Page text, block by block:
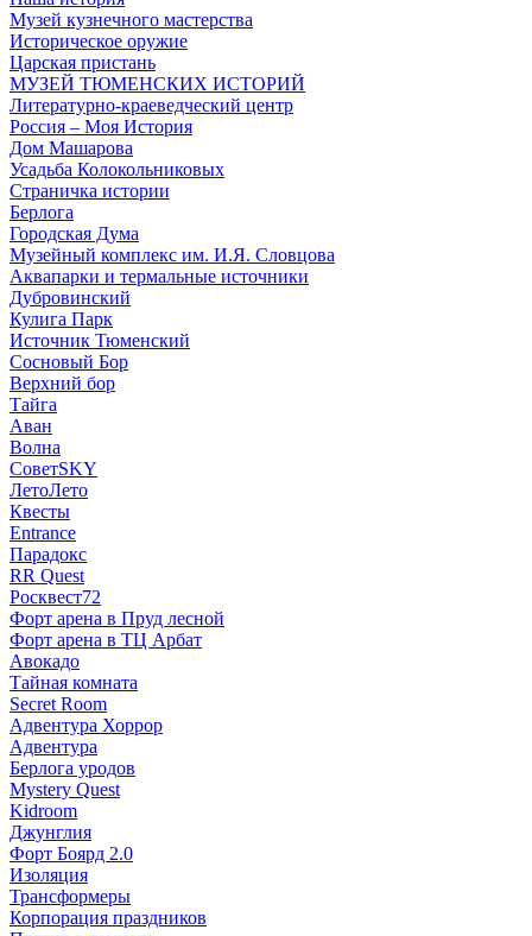
Музей кузнечного мастерства
Историческое оружие
Царская пристань
МУЗЕЙ ТЮМЕНСКИХ ИСТОРИЙ
Литературно-краеведческий центр
Россия – Моя История
Дом Машарова
Усадьба Колокольниковых
Страничка истории
Берлога
Городская Дума
Музейный комплекс им. И.Я. Словцова
Аквапарки и термальные источники
Дубровинский
Кулига Парк
Источник Тюменский
Сосновый Бор
Верхний бор
Тайга
Аван
Волна
СоветSKY
ЛетоЛето
Квесты
Entrance
Парадокс
RR Quest
Росквест72
Форт арена в Пруд лесной
Форт арена в ТЦ Арбат
Авокадо
Тайная комната
Secret Room
Адвентура Хоррор
Адвентура
Берлога уродов
Mystery Quest
Kidroom
Джунглия
Форт Боярд 2.0
Изоляция
Трансформеры
Корпорация праздников